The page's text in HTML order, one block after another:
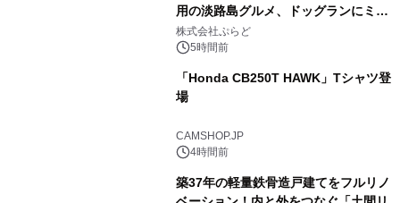
用の淡路島グルメ、ドッグランにミニ
プール グランピングとトレーラーハウ
スの2施設で
株式会社ぷらど
5時間前
「Honda CB250T HAWK」Tシャツ登
場
CAMSHOP.JP
4時間前
築37年の軽量鉄骨造戸建てをフルリノ